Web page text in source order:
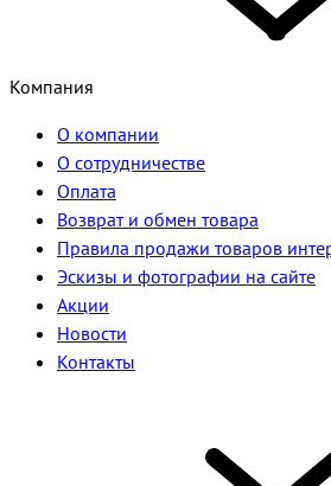
Компания
О компании
О сотрудничестве
Оплата
Возврат и обмен товара
Правила продажи товаров
Эскизы и фотографии на сайте
Акции
Новости
Контакты